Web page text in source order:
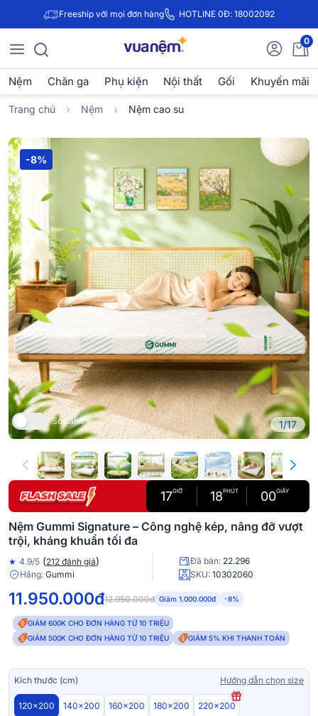
Freeship với mọi đơn hàng HOTLINE 0Đ: 18002092
0
Nệm Chăn ga Phụ kiện Nội thất Gối Khuyến mãi
Trang chủ Nệm Nệm cao su
-8%
So sánh 1/17
17GIỜ 17PHÚT 58GIÂY
Nệm Gummi Signature – Công nghệ kép, nâng đỡ vượt
trội, kháng khuẩn tối đa
★ 4.9/5 (212 đánh giá) Đã bán: 22.296
Hãng: Gummi SKU: 10302060
11.950.000đ12.950.000đ Giảm 1.000.000đ -8%
GIẢM 600K CHO ĐƠN HÀNG TỪ 10 TRIỆU
GIẢM 500K CHO ĐƠN HÀNG TỪ 10 TRIỆU
GIẢM 5% KHI THANH TOÁN
Kích thước (cm) Hướng dẫn chọn size
120x200 140x200 160x200 180x200 220x200